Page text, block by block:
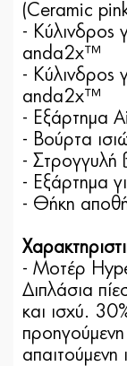
(Ceramic
- Κύλινδρος
anda2x™
- Κύλινδρος
anda2x™
- Εξάρτημα
- Βούρτα
- Στρογγυλή
- Εξάρτημα
- Θήκη
- Μοτέρ
Διπλάσια
και ισχύ.
απαιτούμενη